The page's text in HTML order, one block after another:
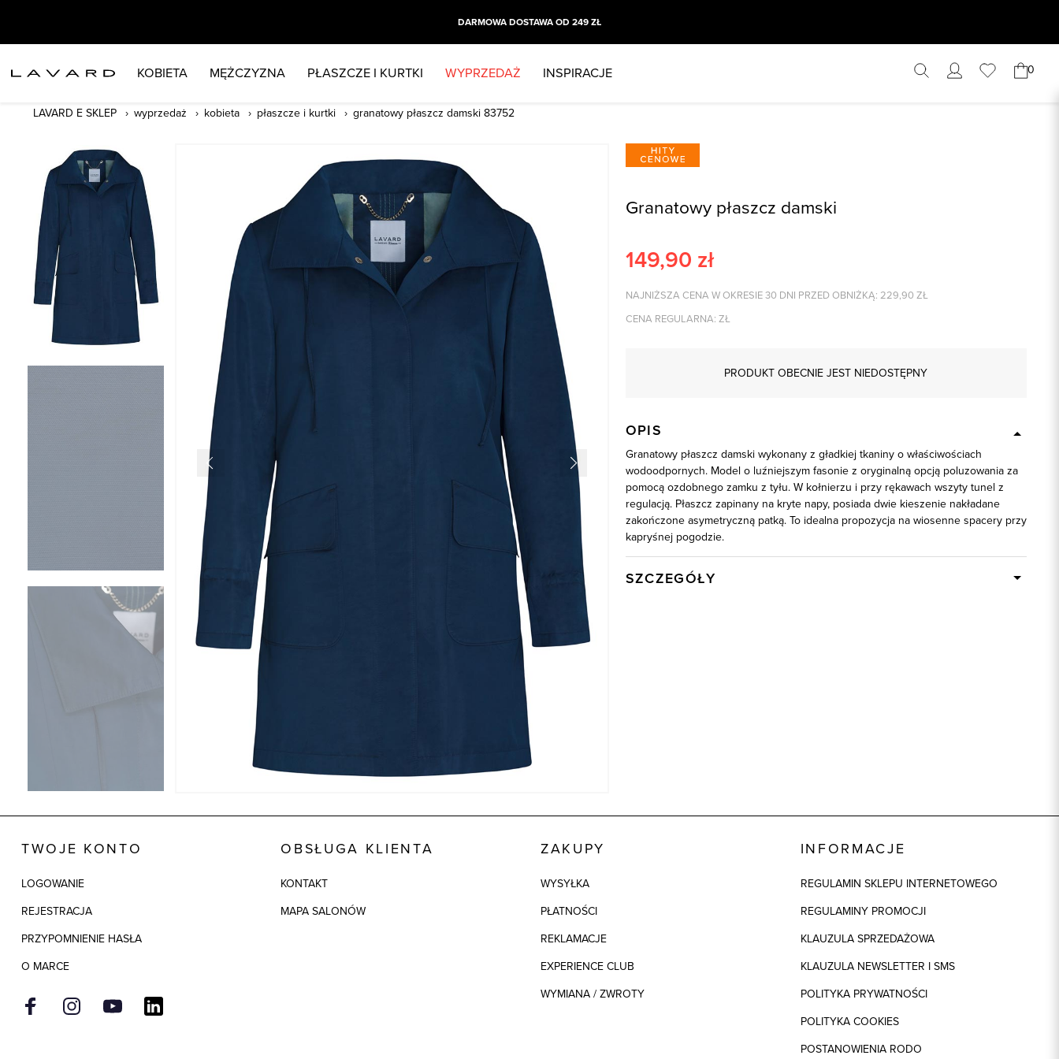
DARMOWA DOSTAWA OD 249 ZŁ
KOBIETA MĘŻCZYZNA PŁASZCZE I KURTKI WYPRZEDAŻ INSPIRACJE 0
LAVARD E SKLEP wyprzedaż kobieta płaszcze i kurtki granatowy płaszcz damski 83752
Granatowy płaszcz damski
149,90 zł
NAJNIŻSZA CENA W OKRESIE 30 DNI PRZED OBNIŻKĄ: 229,90 ZŁ
CENA REGULARNA: ZŁ
PRODUKT OBECNIE JEST NIEDOSTĘPNY
OPIS
Granatowy płaszcz damski wykonany z gładkiej tkaniny o właściwościach
wodoodpornych. Model o luźniejszym fasonie z oryginalną opcją poluzowania za
pomocą ozdobnego zamku z tyłu. W kołnierzu i przy rękawach wszyty tunel z
regulacją. Płaszcz zapinany na kryte napy, posiada dwie kieszenie nakładane
zakończone asymetryczną patką. To idealna propozycja na wiosenne spacery przy
kapryśnej pogodzie.
SZCZEGÓŁY
TWOJE KONTO
LOGOWANIE
REJESTRACJA
PRZYPOMNIENIE HASŁA
O MARCE
OBSŁUGA KLIENTA
KONTAKT
MAPA SALONÓW
ZAKUPY
WYSYŁKA
PŁATNOŚCI
REKLAMACJE
EXPERIENCE CLUB
WYMIANA / ZWROTY
INFORMACJE
REGULAMIN SKLEPU INTERNETOWEGO
REGULAMINY PROMOCJI
KLAUZULA SPRZEDAŻOWA
KLAUZULA NEWSLETTER I SMS
POLITYKA PRYWATNOŚCI
POLITYKA COOKIES
POSTANOWIENIA RODO